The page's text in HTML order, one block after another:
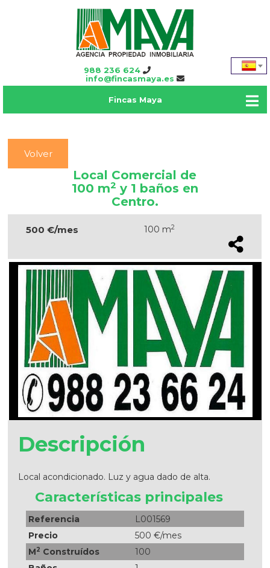
988 236 624
info@fincasmaya.es
Fincas Maya
Volver
Local Comercial de
100 m2 y 1 baños en
Centro.
500 €/mes 100 m2
Descripción
Local acondicionado. Luz y agua dado de alta.
Características principales
Referencia
L001569
Precio
500 €/mes
M2 Construídos
100